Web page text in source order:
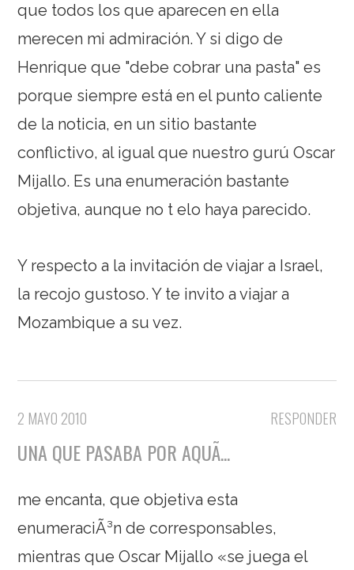
que todos los que aparecen en ella
merecen mi admiración. Y si digo de
Henrique que "debe cobrar una pasta" es
porque siempre está en el punto caliente
de la noticia, en un sitio bastante
conflictivo, al igual que nuestro gurú Oscar
Mijallo. Es una enumeración bastante
objetiva, aunque no t elo haya parecido.
Y respecto a la invitación de viajar a Israel,
la recojo gustoso. Y te invito a viajar a
Mozambique a su vez.
RESPONDER
2 MAYO 2010
UNA QUE PASABA POR AQUÃ­...
me encanta, que objetiva esta
enumeraciÃ³n de corresponsables,
mientras que Oscar Mijallo «se juega el